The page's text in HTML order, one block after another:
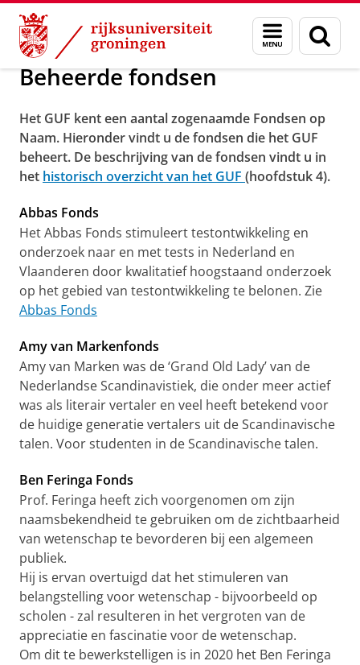
Skip
Content
Skip
Navigation
Menu
en
zoeken
Alumni Beheerde fondsen
Beheerde fondsen
Het GUF kent een aantal zogenaamde Fondsen op
Naam. Hieronder vindt u de fondsen die het GUF
beheert. De beschrijving van de fondsen vindt u in
het historisch overzicht van het GUF (hoofdstuk 4).
Abbas Fonds
Het Abbas Fonds stimuleert testontwikkeling en
onderzoek naar en met tests in Nederland en
Vlaanderen door kwalitatief hoogstaand onderzoek
op het gebied van testontwikkeling te belonen. Zie
Abbas Fonds
Amy van Markenfonds
Amy van Marken was de ‘Grand Old Lady’ van de
Nederlandse Scandinavistiek, die onder meer actief
was als literair vertaler en veel heeft betekend voor
de huidige generatie vertalers uit de Scandinavische
talen. Voor studenten in de Scandinavische talen.
Ben Feringa Fonds
Prof. Feringa heeft zich voorgenomen om zijn
naamsbekendheid te gebruiken om de zichtbaarheid
van wetenschap te bevorderen bij een algemeen
publiek.
Hij is ervan overtuigd dat het stimuleren van
belangstelling voor wetenschap - bijvoorbeeld op
scholen - zal resulteren in het vergroten van de
appreciatie en fascinatie voor de wetenschap.
Om dit te bewerkstelligen is in 2020 het Ben Feringa